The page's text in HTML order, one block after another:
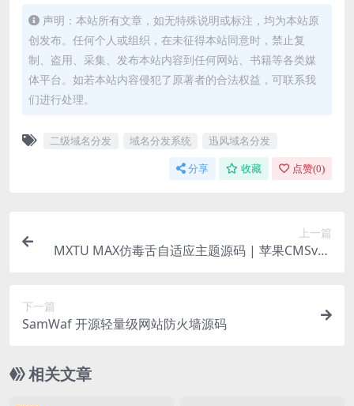
声明：本站所有文章，如无特殊说明或标注，均为本站原
创发布。任何个人或组织，在未征得本站同意时，禁止复
制、盗用、采集、发布本站内容到任何网站、书籍等各类媒
体平台。如若本站内容侵犯了原著者的合法权益，可联系我
们进行处理。
二级域名分发 域名分发系统 迅风域名分发
分享 收藏 点赞(0)
上一篇
MXTU MAX仿毒舌自适应主题源码 | 苹果CMSv10
下一篇
SamWaf 开源轻量级网站防火墙源码
相关文章